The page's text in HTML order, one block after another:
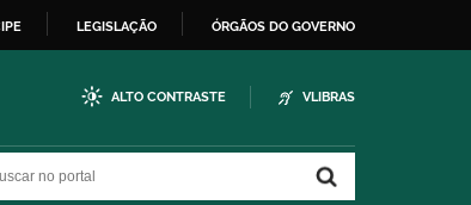
LEGISLAÇÃO ÓRGÃOS DO GOVERNO
ALTO CONTRASTE VLIBRAS